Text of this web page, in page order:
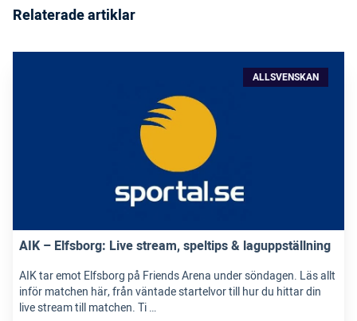
Relaterade artiklar
ALLSVENSKAN
AIK – Elfsborg: Live stream, speltips & laguppställning
AIK tar emot Elfsborg på Friends Arena under söndagen. Läs allt
inför matchen här, från väntade startelvor till hur du hittar din
live stream till matchen. Ti …